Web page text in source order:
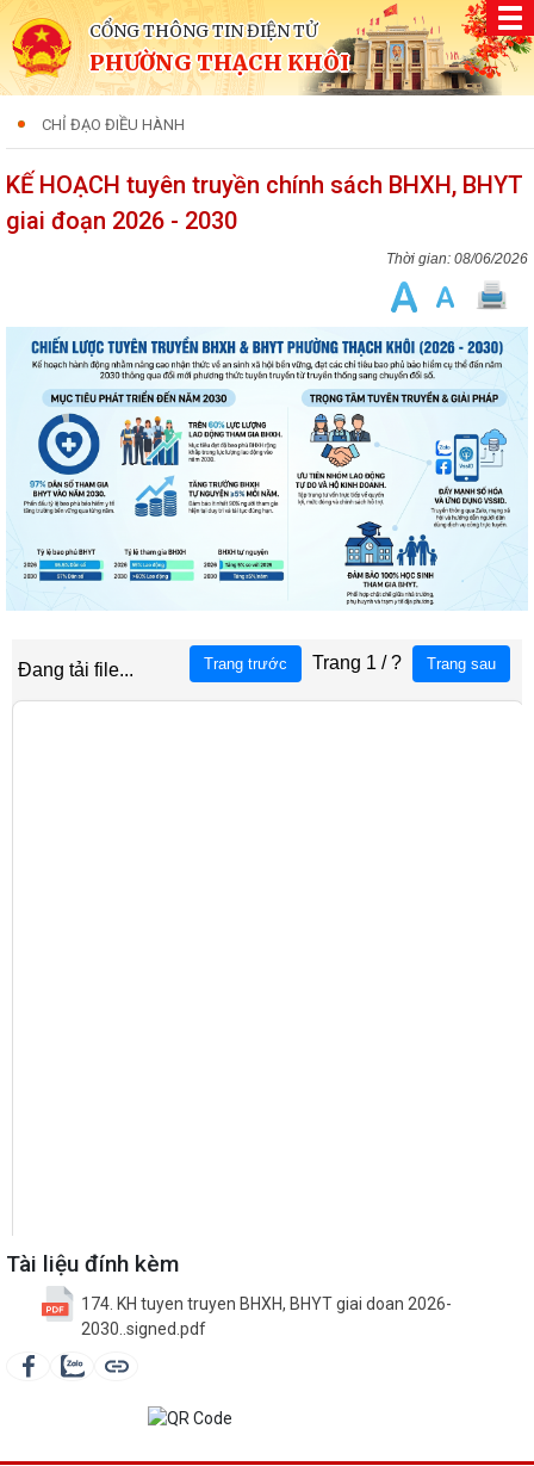
CỔNG THÔNG TIN ĐIỆN TỬ
PHƯỜNG THẠCH KHÔI
CHỈ ĐẠO ĐIỀU HÀNH
KẾ HOẠCH tuyên truyền chính sách BHXH, BHYT
giai đoạn 2026 - 2030
08/06/2026
Tài liệu đính kèm
174. KH tuyen truyen BHXH, BHYT giai doan 2026-
2030..signed.pdf